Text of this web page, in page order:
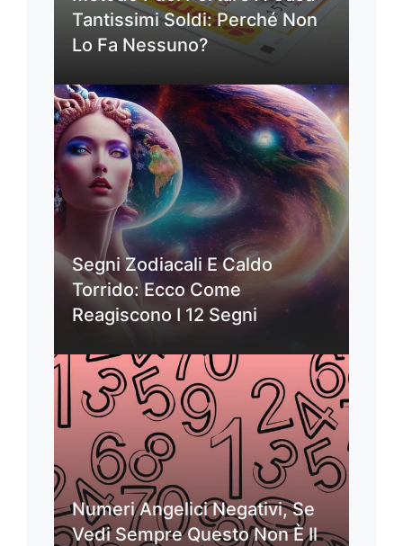
Tantissimi Soldi: Perché Non
Lo Fa Nessuno?
Segni Zodiacali E Caldo
Torrido: Ecco Come
Reagiscono I 12 Segni
Numeri Angelici Negativi, Se
Vedi Sempre Questo Non È Il